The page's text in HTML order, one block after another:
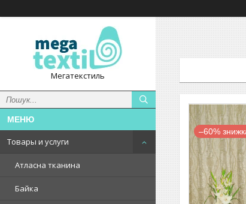
Мегатекстиль
Товары и услуги
Атласна тканина
Байка
–60%